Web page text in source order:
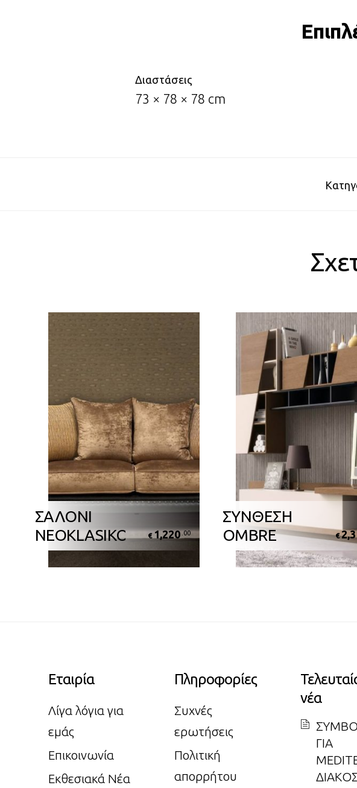
Διαστάσεις
73 × 78 × 78 cm
ΣΑΛΟΝΙ
NEOKLASIKO
€ 1,220.00
ΣΥΝΘΕΣΗ
OMBRE
€
Εταιρία
Λίγα λόγια για
εμάς
Επικοινωνία
Εκθεσιακά Νέα
Πληροφορίες
Συχνές
ερωτήσεις
Πολιτική
απορρήτου
νέα
ΓΙΑ